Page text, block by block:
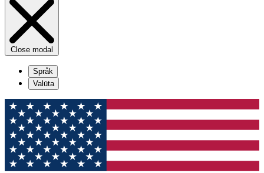
Close modal
Språk
Valūta